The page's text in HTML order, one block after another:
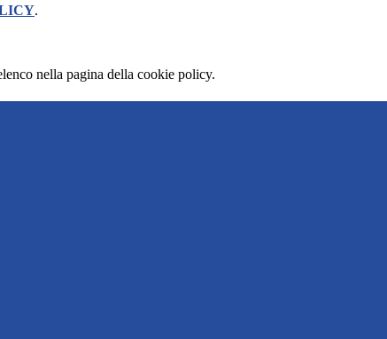
.
nella pagina della cookie policy.